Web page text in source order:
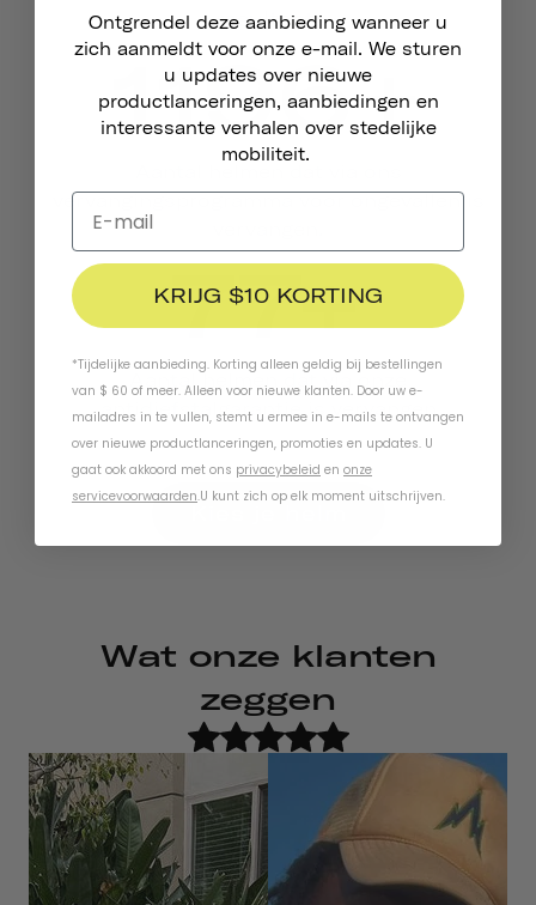
resultaat.
1196+
vervangingsprogramma voor ongevallen is
77+
Aantal helmen dat via onze
antidiefstalgarantie is vervangen
Kies je helm
Wat onze klanten
zeggen
Ontgrendel deze aanbieding wanneer u
zich aanmeldt voor onze e-mail. We sturen
u updates over nieuwe
productlanceringen, aanbiedingen en
interessante verhalen over stedelijke
mobiliteit.
KRIJG $10 KORTING
*Tijdelijke aanbieding. Korting alleen geldig bij bestellingen
van $ 60 of meer. Alleen voor nieuwe klanten. Door uw e-
mailadres in te vullen, stemt u ermee in e-mails te ontvangen
over nieuwe productlanceringen, promoties en updates. U
gaat ook akkoord met ons privacybeleid en onze
servicevoorwaarden.U kunt zich op elk moment uitschrijven.